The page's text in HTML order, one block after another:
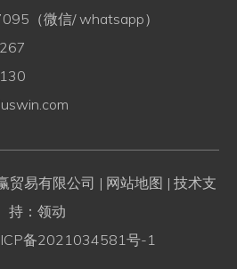
（微信/ whatsapp）
贸易有限公司 | 网站地图 | 技术支
持：领动
备2021034581号-1